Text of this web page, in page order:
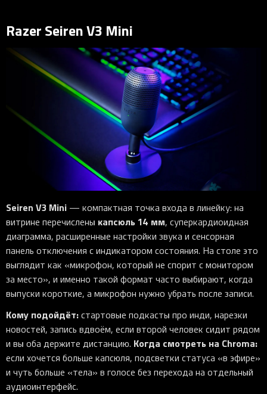
Razer Seiren V3 Mini
Seiren V3 Mini — компактная точка входа в линейку: на
витрине перечислены капсюль 14 мм, суперкардиоидная
диаграмма, расширенные настройки звука и сенсорная
панель отключения с индикатором состояния. На столе это
выглядит как «микрофон, который не спорит с монитором
за место», и именно такой формат часто выбирают, когда
выпуски короткие, а микрофон нужно убрать после записи.
Кому подойдёт:стартовые подкасты про инди, нарезки
новостей, запись вдвоём, если второй человек сидит рядом
и вы оба держите дистанцию. Когда смотреть на Chroma:
если хочется больше капсюля, подсветки статуса «в эфире»
и чуть больше «тела» в голосе без перехода на отдельный
аудиоинтерфейс.